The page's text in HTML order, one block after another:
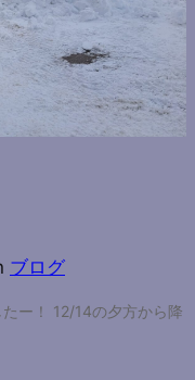
ブログ
ー！ 12/14の夕方から降